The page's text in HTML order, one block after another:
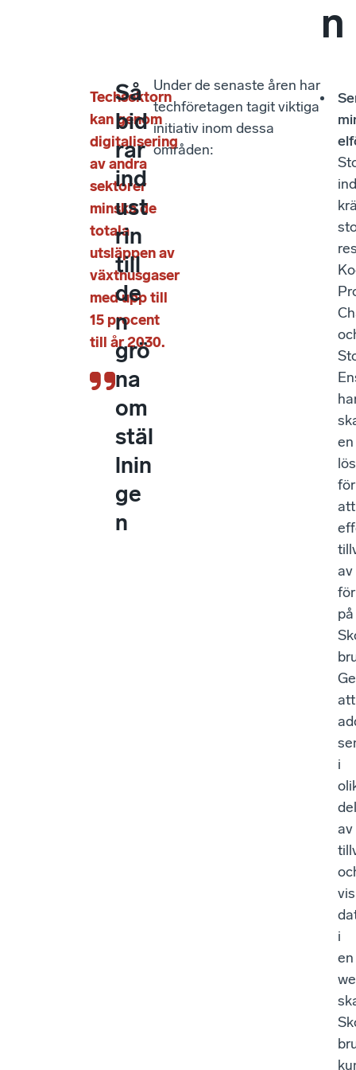
n
Techsektorn
kan genom
digitalisering
av andra
sektorer
minska de
totala
utsläppen av
växthusgaser
med upp till
15 procent
till år 2030.
Så
bid
rar
ind
ust
rin
till
de
n
grö
na
om
stäl
lnin
ge
n
Under de senaste åren har
techföretagen tagit viktiga
initiativ inom dessa
områden:
en
för
att
av
på
att
i
av
i
en